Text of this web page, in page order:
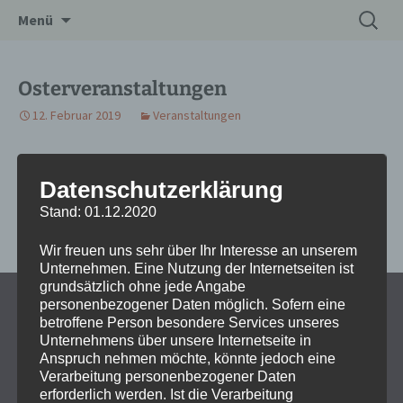
Drechslerei Spitzbart
Menü
Suchen
nach:
Osterveranstaltungen
12. Februar 2019 Veranstaltungen
Beitragsnavigation
Adventveranstaltungen
AGB 2024
Impressum
Kontakt
Datenschutzerklärung
Stand: 01.12.2020
Wir freuen uns sehr über Ihr Interesse an unserem
Unternehmen. Eine Nutzung der Internetseiten ist
grundsätzlich ohne jede Angabe
personenbezogener Daten möglich. Sofern eine
betroffene Person besondere Services unseres
Unternehmens über unsere Internetseite in
Anspruch nehmen möchte, könnte jedoch eine
Verarbeitung personenbezogener Daten
erforderlich werden. Ist die Verarbeitung